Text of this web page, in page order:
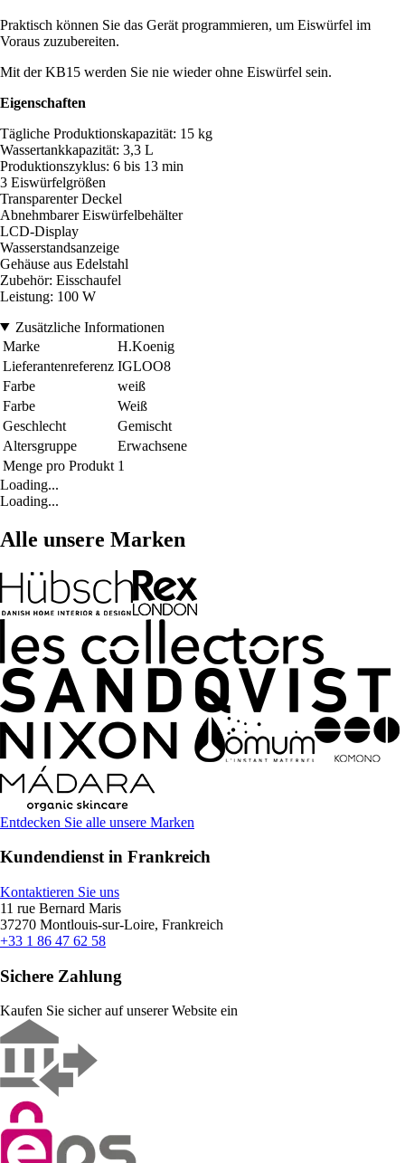
Praktisch können Sie das Gerät programmieren, um Eiswürfel im
Voraus zuzubereiten.
Mit der KB15 werden Sie nie wieder ohne Eiswürfel sein.
Eigenschaften
Tägliche Produktionskapazität: 15 kg
Wassertankkapazität: 3,3 L
Produktionszyklus: 6 bis 13 min
3 Eiswürfelgrößen
Transparenter Deckel
Abnehmbarer Eiswürfelbehälter
LCD-Display
Wasserstandsanzeige
Gehäuse aus Edelstahl
Zubehör: Eisschaufel
Leistung: 100 W
Zusätzliche Informationen
Marke
H.Koenig
Lieferantenreferenz IGLOO8
Farbe
weiß
Farbe
Weiß
Geschlecht
Gemischt
Altersgruppe
Erwachsene
Menge pro Produkt 1
Loading...
Loading...
Alle unsere Marken
Entdecken Sie alle unsere Marken
Kundendienst in Frankreich
Kontaktieren Sie uns
11 rue Bernard Maris
37270 Montlouis-sur-Loire, Frankreich
+33 1 86 47 62 58
Sichere Zahlung
Kaufen Sie sicher auf unserer Website ein